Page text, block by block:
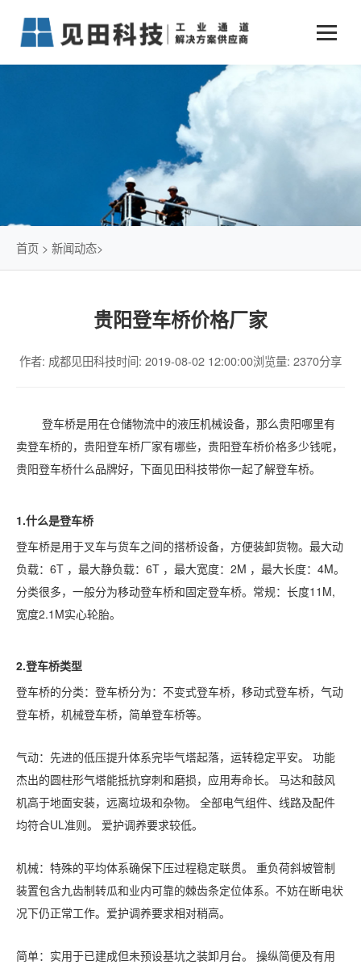
业务中心
仓储物流通道解决方案
智能立体库解决方案
简易升降机解决方案
新闻动态 +
传统仓储物流
石油化工行业
发展历程
首页 > 新闻动态>
贵阳登车桥价格厂家
作者: 成都见田科技时间: 2019-08-02 12:00:00浏览量: 2370分享
登车桥是用在仓储物流中的液压机械设备，那么贵阳哪里有
卖登车桥的，贵阳登车桥厂家有哪些，贵阳登车桥价格多少钱呢，
贵阳登车桥什么品牌好，下面见田科技带你一起了解登车桥。
1.什么是登车桥
登车桥是用于叉车与货车之间的搭桥设备，方便装卸货物。最大动
负载： 6T ，最大静负载：6T ，最大宽度：2M ，最大长度：4M。
分类很多，一般分为移动登车桥和固定登车桥。常规：长度11M,
宽度2.1M实心轮胎。
2.登车桥类型
登车桥的分类：登车桥分为：不变式登车桥，移动式登车桥，气动
登车桥，机械登车桥，简单登车桥等。
气动：先进的低压提升体系完毕气塔起落，运转稳定平安。 功能
杰出的圆柱形气塔能抵抗穿刺和磨损，应用寿命长。 马达和鼓风
机高于地面安装，远离垃圾和杂物。 全部电气组件、线路及配件
均符合UL准则。 爱护调养要求较低。
机械：特殊的平均体系确保下压过程稳定联贯。 重负荷斜坡管制
装置包含九齿制转瓜和业内可靠的棘齿条定位体系。不妨在断电状
况下仍正常工作。爱护调养要求相对稍高。
简单：实用于已建成但未预设基坑之装卸月台。 操纵简便及有用